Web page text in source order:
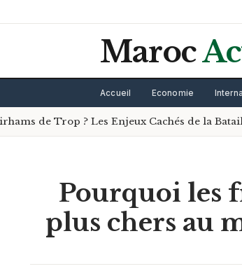
Maroc
Accueil Economie
de Trop ? Les Enjeux Cachés de la
Pourquoi les
plus chers au